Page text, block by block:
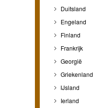
Duitsland
Engeland
Finland
Frankrijk
Georgië
Griekenland
IJsland
Ierland